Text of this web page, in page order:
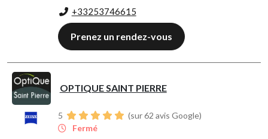
+33253746615
Prenez un rendez-vous
OPTIQUE SAINT PIERRE
5
(sur 62 avis Google)
Fermé